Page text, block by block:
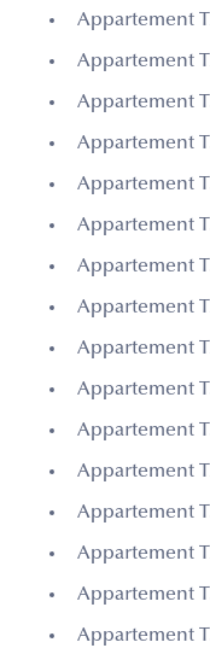
Appartement
Appartement
Appartement
Appartement
Appartement
Appartement
Appartement
Appartement
Appartement
Appartement
Appartement
Appartement
Appartement
Appartement
Appartement
Appartement